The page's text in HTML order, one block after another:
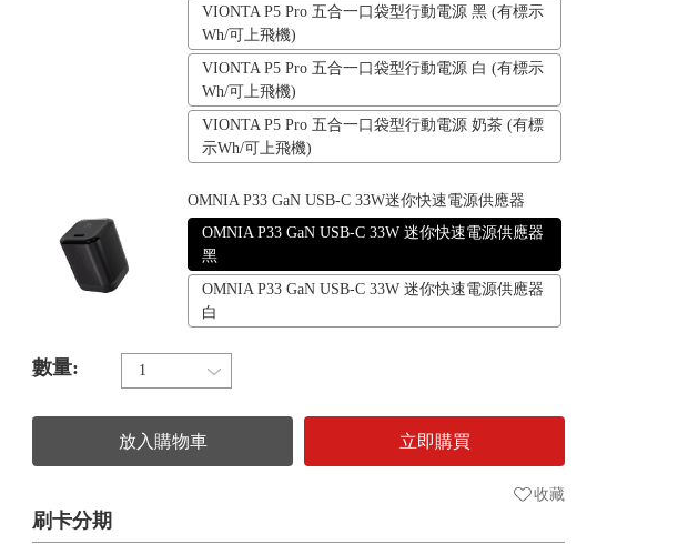
VIONTA P5 Pro 五合一口袋型行動電源 黑 (有標示
Wh/可上飛機)
VIONTA P5 Pro 五合一口袋型行動電源 白 (有標示
Wh/可上飛機)
VIONTA P5 Pro 五合一口袋型行動電源 奶茶 (有標
示Wh/可上飛機)
OMNIA P33 GaN USB-C 33W迷你快速電源供應器
OMNIA P33 GaN USB-C 33W 迷你快速電源供應器
黑
OMNIA P33 GaN USB-C 33W 迷你快速電源供應器
白
數量:
放入購物車 立即購買
收藏
刷卡分期